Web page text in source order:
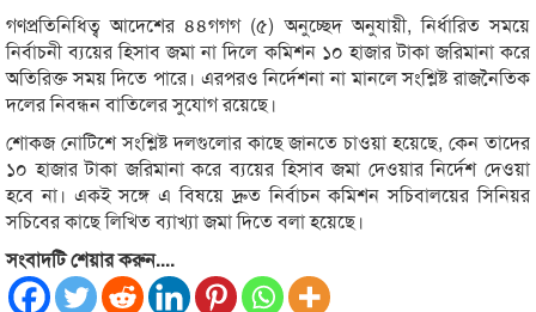
গণপ্রতিনিধিত্ব আদেশের ৪৪গগগ (৫) অনুচ্ছেদ অনুযায়ী, নির্ধারিত সময়ে
নির্বাচনী ব্যয়ের হিসাব জমা না দিলে কমিশন ১০ হাজার টাকা জরিমানা করে
অতিরিক্ত সময় দিতে পারে। এরপরও নির্দেশনা না মানলে সংশ্লিষ্ট রাজনৈতিক
দলের নিবন্ধন বাতিলের সুযোগ রয়েছে।
শোকজ নোটিশে সংশ্লিষ্ট দলগুলোর কাছে জানতে চাওয়া হয়েছে, কেন তাদের
১০ হাজার টাকা জরিমানা করে ব্যয়ের হিসাব জমা দেওয়ার নির্দেশ দেওয়া
হবে না। একই সঙ্গে এ বিষয়ে দ্রুত নির্বাচন কমিশন সচিবালয়ের সিনিয়র
সচিবের কাছে লিখিত ব্যাখ্যা জমা দিতে বলা হয়েছে।
সংবাদটি শেয়ার করুন....